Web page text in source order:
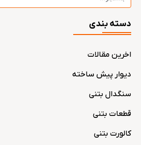
دسته بندی
اخرین مقالات
دیوار پیش ساخته
سنگدال بتنی
قطعات بتنی
کالورت بتنی